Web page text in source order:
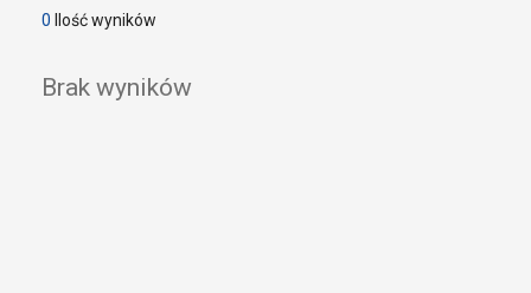
0 Ilość wyników
Brak wyników